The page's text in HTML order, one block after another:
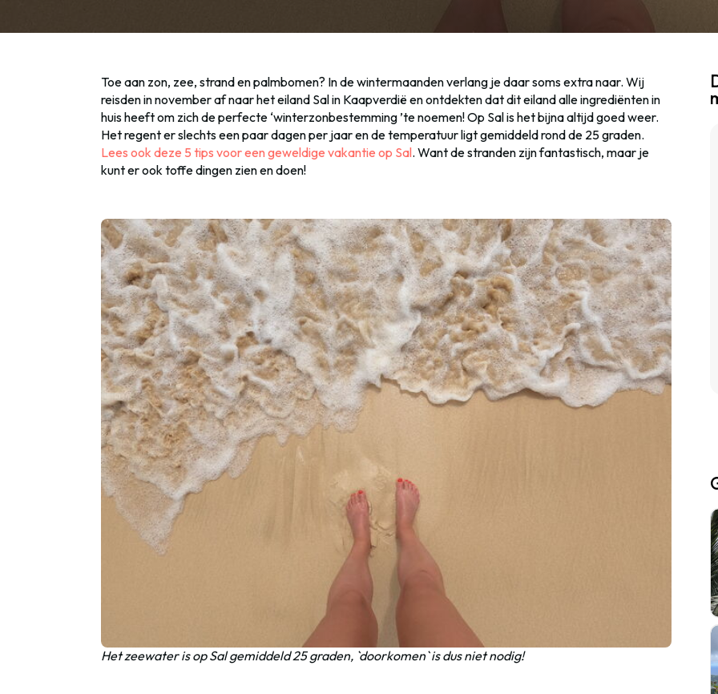
Toe aan zon, zee, strand en palmbomen? In de wintermaanden verlang je daar soms extra naar. Wij
reisden in november af naar het eiland Sal in Kaapverdië en ontdekten dat dit eiland alle ingrediënten in
huis heeft om zich de perfecte ‘winterzonbestemming ’te noemen! Op Sal is het bijna altijd goed weer.
Het regent er slechts een paar dagen per jaar en de temperatuur ligt gemiddeld rond de 25 graden.
Lees ook deze 5 tips voor een geweldige vakantie op Sal. Want de stranden zijn fantastisch, maar je
kunt er ook toffe dingen zien en doen!
Het zeewater is op Sal gemiddeld 25 graden, `doorkomen` is dus niet nodig!